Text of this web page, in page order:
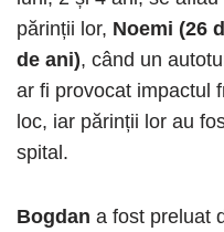
părinții lor, Noemi (26
de ani), când un
ar fi provocat impactul
loc, iar părinții lor au
spital.
Bogdan a fost preluat